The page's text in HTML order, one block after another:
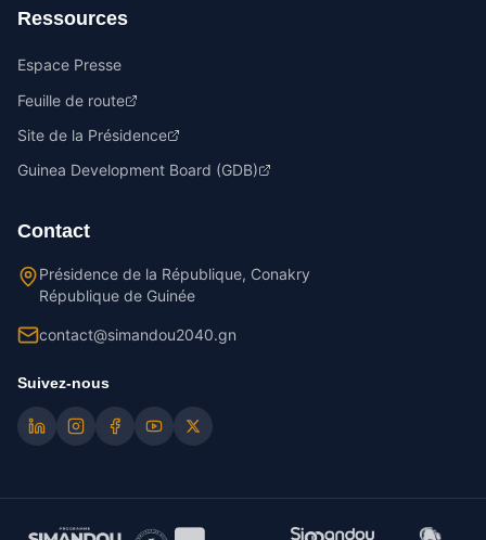
Ressources
Espace Presse
Feuille de route
Site de la Présidence
Guinea Development Board (GDB)
Contact
Présidence de la République, Conakry
République de Guinée
contact@simandou2040.gn
Suivez-nous